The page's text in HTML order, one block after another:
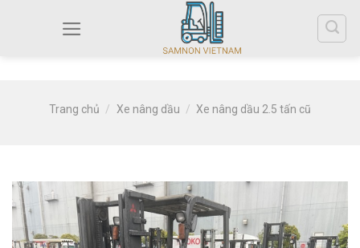
Trang chủ / Xe nâng dầu / Xe nâng dầu 2.5 tấn cũ